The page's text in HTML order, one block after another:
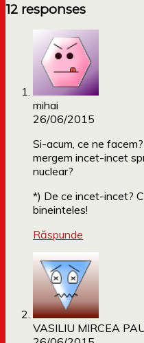
12 responses
mihai
26/06/2015
Si-acum, ce ne
mergem incet-incet
nuclear?
*) De ce incet-incet?
bineinteles!
Răspunde
VASILIU MIRCEA